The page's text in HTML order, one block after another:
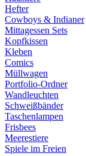
Hefter
Cowboys & Indianer
Mittagessen Sets
Kopfkissen
Kleben
Comics
Müllwagen
Portfolio-Ordner
Wandleuchten
Schweißbänder
Taschenlampen
Frisbees
Meerestiere
Spiele im Freien